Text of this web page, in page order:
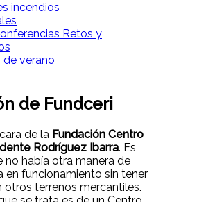
incendios
Retos y
de verano
de Fundceri
de la Fundación Centro
Rodríguez Ibarra. Es
no había otra manera de
en funcionamiento sin tener
otros terrenos mercantiles.